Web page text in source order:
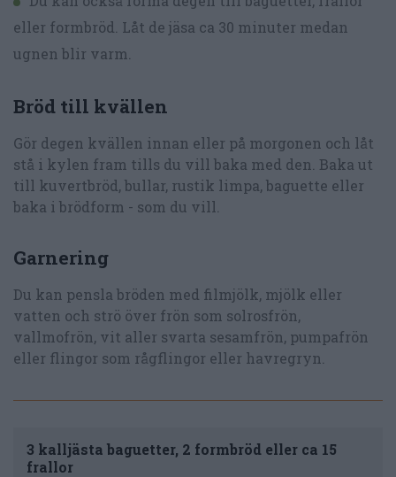
eller formbröd. Låt de jäsa ca 30 minuter medan
ugnen blir varm.
Bröd till kvällen
Gör degen kvällen innan eller på morgonen och låt
stå i kylen fram tills du vill baka med den. Baka ut
till kuvertbröd, bullar, rustik limpa, baguette eller
baka i brödform - som du vill.
Garnering
Du kan pensla bröden med filmjölk, mjölk eller
vatten och strö över frön som solrosfrön,
vallmofrön, vit aller svarta sesamfrön, pumpafrön
eller flingor som rågflingor eller havregryn.
3 kalljästa baguetter, 2 formbröd eller ca 15
frallor